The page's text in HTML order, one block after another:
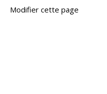
Modifier cette page